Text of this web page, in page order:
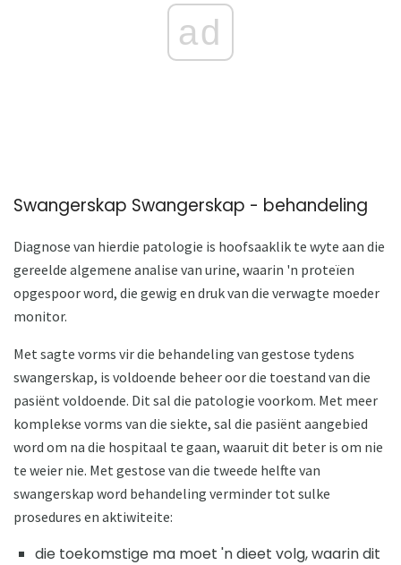
ad
Swangerskap Swangerskap - behandeling
Diagnose van hierdie patologie is hoofsaaklik te wyte aan die
gereelde algemene analise van urine, waarin 'n proteïen
opgespoor word, die gewig en druk van die verwagte moeder
monitor.
Met sagte vorms vir die behandeling van gestose tydens
swangerskap, is voldoende beheer oor die toestand van die
pasiënt voldoende. Dit sal die patologie voorkom. Met meer
komplekse vorms van die siekte, sal die pasiënt aangebied
word om na die hospitaal te gaan, waaruit dit beter is om nie
te weier nie. Met gestose van die tweede helfte van
swangerskap word behandeling verminder tot sulke
prosedures en aktiwiteite:
die toekomstige ma moet 'n dieet volg, waarin dit